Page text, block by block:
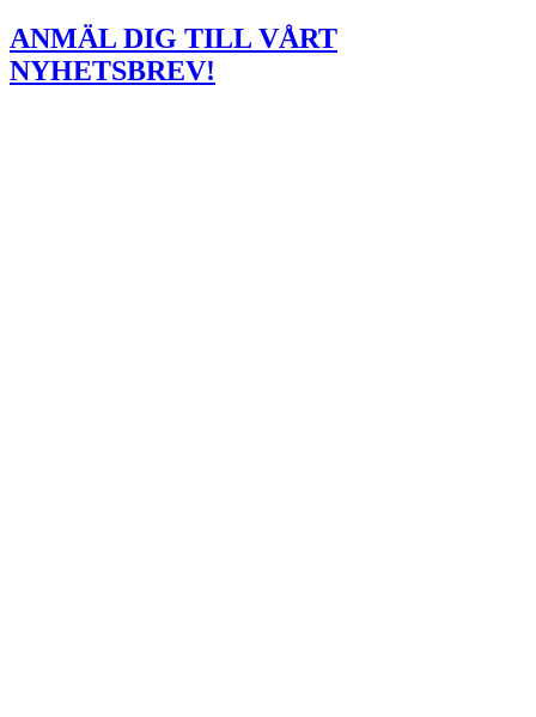
ANMÄL DIG TILL VÅRT
NYHETSBREV!